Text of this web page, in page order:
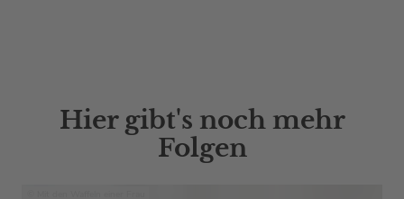
Hier gibt's noch mehr
Folgen